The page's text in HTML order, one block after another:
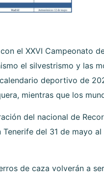
el XXVI Campeonato
el silvestrismo y las
deportivo de
mientras que los
del nacional de
Tenerife del 31 de mayo
de caza volverán a